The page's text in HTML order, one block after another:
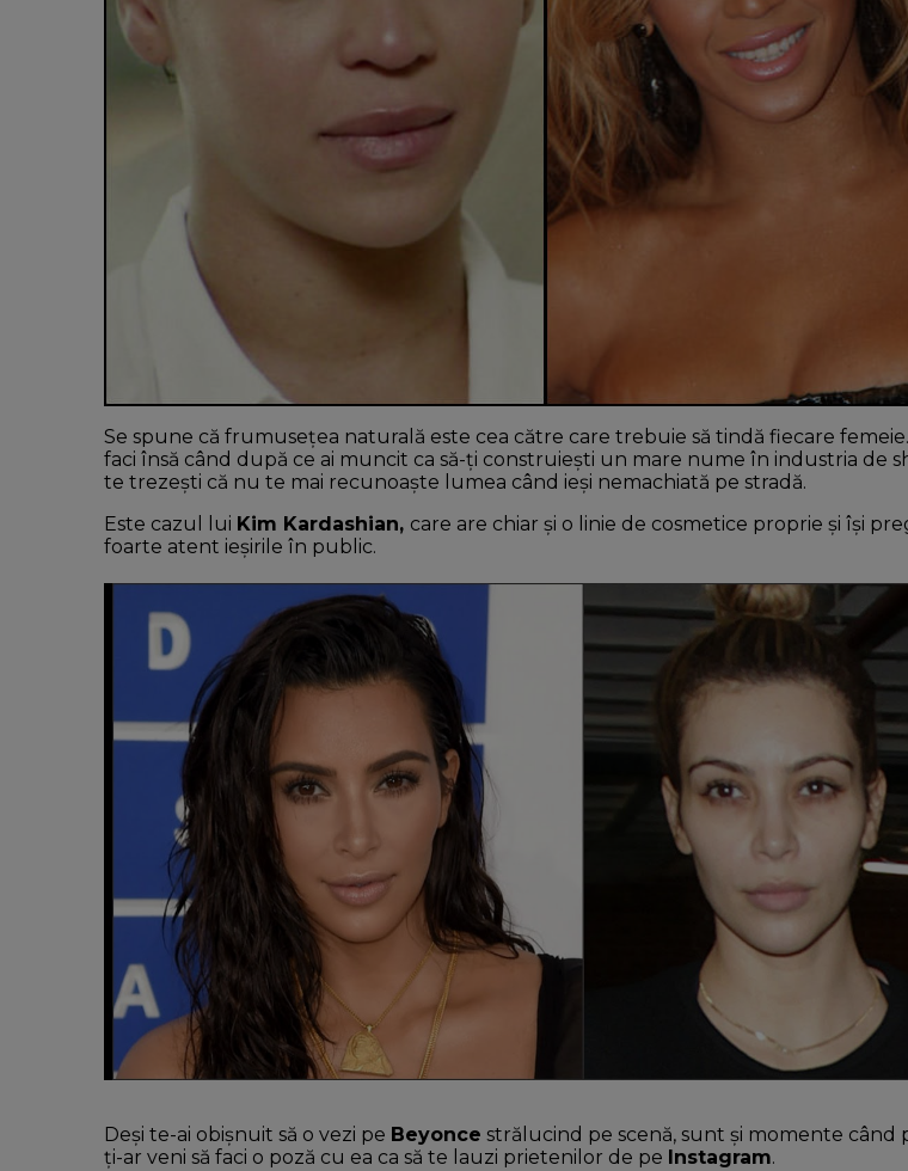
Se spune că frumusețea naturală este cea către care trebuie să tindă fiecare
faci însă când după ce ai muncit ca să-ți construiești un mare nume în industria de
te trezești că nu te mai recunoaște lumea când ieși nemachiată pe stradă.
Este cazul lui Kim Kardashian, care are chiar și o linie de cosmetice proprie și își
foarte atent ieșirile în public.
Deși te-ai obișnuit să o vezi pe Beyonce strălucind pe scenă, sunt și momente când
ți-ar veni să faci o poză cu ea ca să te lauzi prietenilor de pe Instagram.